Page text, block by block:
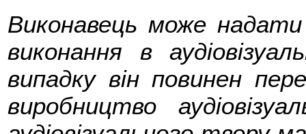
Виконавець може надати
виконання в
випадку він повинен
виробництво